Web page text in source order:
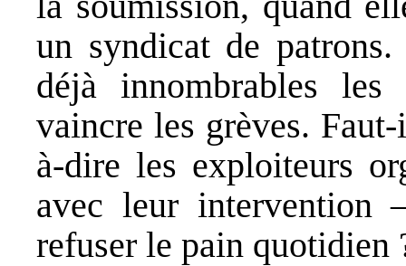
un syndicat de
déjà innombrables les
vaincre les grèves.
à-dire les exploiteurs
avec leur intervention
refuser le pain quotidien